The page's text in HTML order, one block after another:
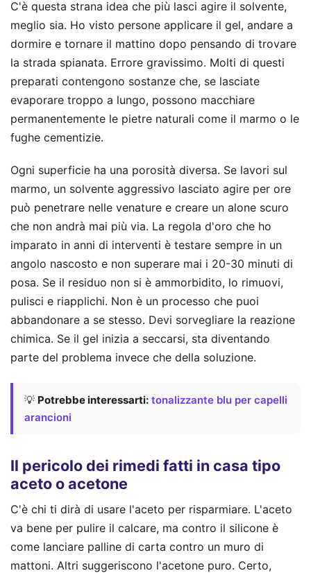
C'è questa strana idea che più lasci agire il solvente,
meglio sia. Ho visto persone applicare il gel, andare a
dormire e tornare il mattino dopo pensando di trovare
la strada spianata. Errore gravissimo. Molti di questi
preparati contengono sostanze che, se lasciate
evaporare troppo a lungo, possono macchiare
permanentemente le pietre naturali come il marmo o le
fughe cementizie.
Ogni superficie ha una porosità diversa. Se lavori sul
marmo, un solvente aggressivo lasciato agire per ore
può penetrare nelle venature e creare un alone scuro
che non andrà mai più via. La regola d'oro che ho
imparato in anni di interventi è testare sempre in un
angolo nascosto e non superare mai i 20-30 minuti di
posa. Se il residuo non si è ammorbidito, lo rimuovi,
pulisci e riapplichi. Non è un processo che puoi
abbandonare a se stesso. Devi sorvegliare la reazione
chimica. Se il gel inizia a seccarsi, sta diventando
parte del problema invece che della soluzione.
💡 Potrebbe interessarti: tonalizzante blu per capelli
arancioni
Il pericolo dei rimedi fatti in casa tipo
aceto o acetone
C'è chi ti dirà di usare l'aceto per risparmiare. L'aceto
va bene per pulire il calcare, ma contro il silicone è
come lanciare palline di carta contro un muro di
mattoni. Altri suggeriscono l'acetone puro. Certo,